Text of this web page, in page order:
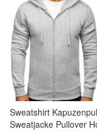
Sweatshirt
Sweatjacke Pullover